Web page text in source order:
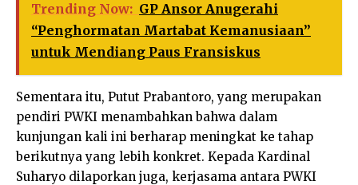
Trending Now: GP Ansor Anugerahi
“Penghormatan Martabat Kemanusiaan”
untuk Mendiang Paus Fransiskus
Sementara itu, Putut Prabantoro, yang merupakan
pendiri PWKI menambahkan bahwa dalam
kunjungan kali ini berharap meningkat ke tahap
berikutnya yang lebih konkret. Kepada Kardinal
Suharyo dilaporkan juga, kerjasama antara PWKI